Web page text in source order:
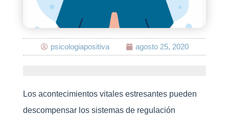
psicologiapositiva agosto 25, 2020
Los acontecimientos vitales estresantes pueden
descompensar los sistemas de regulación